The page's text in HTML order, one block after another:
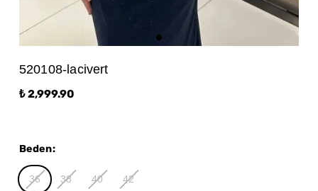
520108-lacivert
₺ 2,999.90
Beden:
36 38 40 42